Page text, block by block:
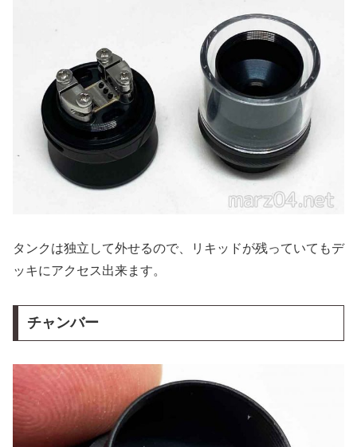
タンクは独立して外せるので、リキッドが残っていてもデ
ッキにアクセス出来ます。
チャンバー